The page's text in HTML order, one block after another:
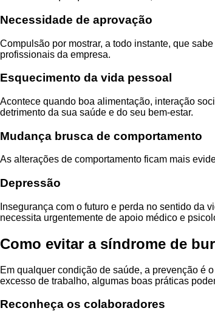
Necessidade de aprovação
Compulsão por mostrar, a todo instante, que
profissionais da empresa.
Esquecimento da vida pessoal
Acontece quando boa alimentação, interação
detrimento da sua saúde e do seu bem-estar.
Mudança brusca de comportamento
As alterações de comportamento ficam mais
Depressão
Insegurança com o futuro e perda no sentido da
necessita urgentemente de apoio médico e
Como evitar a síndrome de
Em qualquer condição de saúde, a prevenção é
excesso de trabalho, algumas boas práticas
Reconheça os colaboradores